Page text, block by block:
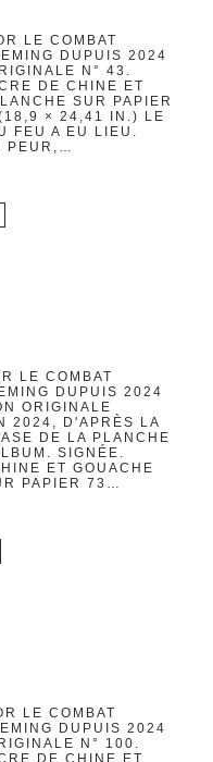
LE COMBAT
DUPUIS 2024
N° 43.
DE CHINE ET
SUR PAPIER
× 24,41 IN.) LE
FEU A EU LIEU.
PEUR,…
LE COMBAT
DUPUIS 2024
ORIGINALE
2024, D'APRÈS LA
DE LA PLANCHE
SIGNÉE.
ET GOUACHE
PAPIER 73…
LE COMBAT
DUPUIS 2024
N° 100.
DE CHINE ET